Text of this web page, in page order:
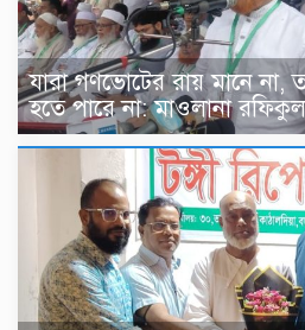
যারা গণভোটের রায় মানে না,
হতে পারে না: মাওলানা